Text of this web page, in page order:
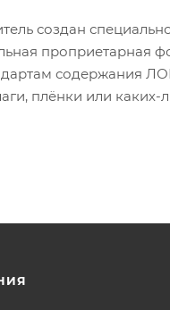
создан
проприетарная
содержания
плёнки или каких-